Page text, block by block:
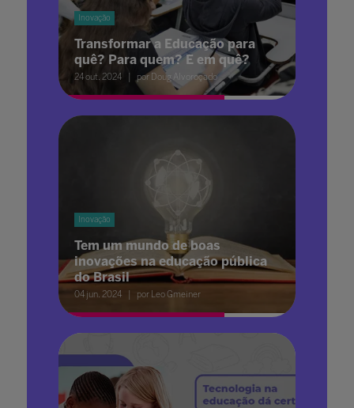
Inovação
Transformar a Educação para
quê? Para quem? E em quê?
24 out. 2024 por Doug Alvoroçado
Inovação
Tem um mundo de boas
inovações na educação pública
do Brasil
04 jun. 2024 por Leo Gmeiner